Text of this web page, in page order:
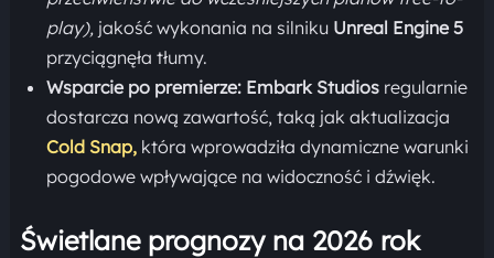
play), jakość wykonania na silniku Unreal Engine 5
przyciągnęła tłumy.
Wsparcie po premierze: Embark Studiosregularnie
dostarcza nową zawartość, taką jak aktualizacja
Cold Snap,która wprowadziła dynamiczne warunki
pogodowe wpływające na widoczność i dźwięk.
Świetlane prognozy na 2026 rok